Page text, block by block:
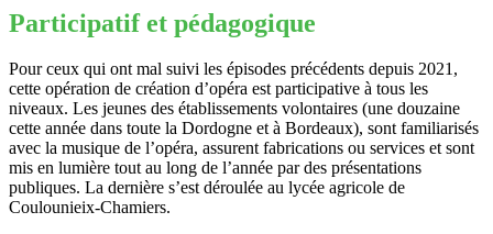
Participatif et pédagogique
Pour ceux qui ont mal suivi les épisodes précédents depuis 2021,
cette opération de création d’opéra est participative à tous les
niveaux. Les jeunes des établissements volontaires (une douzaine
cette année dans toute la Dordogne et à Bordeaux), sont familiarisés
avec la musique de l’opéra, assurent fabrications ou services et sont
mis en lumière tout au long de l’année par des présentations
publiques. La dernière s’est déroulée au lycée agricole de
Coulounieix-Chamiers.